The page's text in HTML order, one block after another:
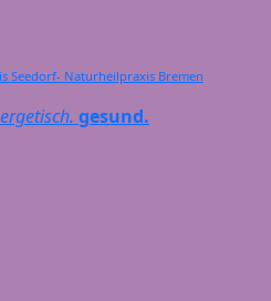
Seedorf- Naturheilpraxis Bremen
gesund.